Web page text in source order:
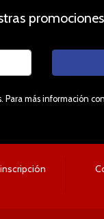
promociones
más información